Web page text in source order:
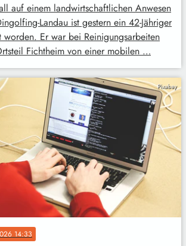
auf einem landwirtschaftlichen Anwesen
Landau ist gestern ein 42-Jähriger
worden. Er war bei Reinigungsarbeiten
Fichtheim von einer mobilen …
Pixabay
14:33